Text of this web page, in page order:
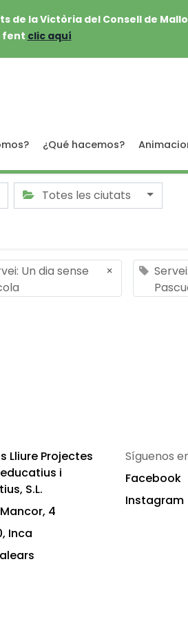
la Victòria del Consell de
fent clic aquí
¿Qué hacemos?
Totes les ciutats
Un dia sense
×
Lliure Projectes
i
S.L.
4
Inca
Síguenos
Facebook
Instagram